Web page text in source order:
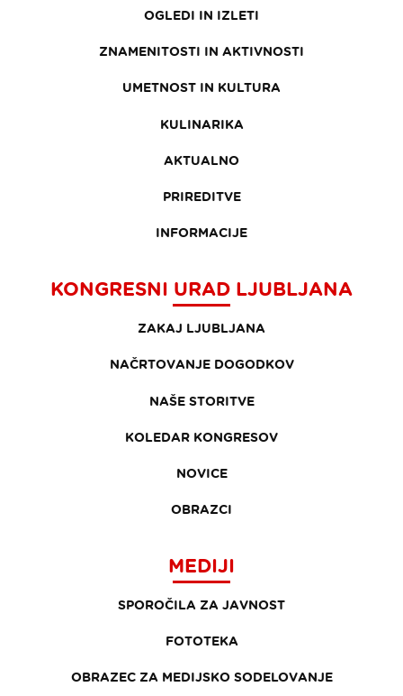
OGLEDI IN IZLETI
ZNAMENITOSTI IN AKTIVNOSTI
UMETNOST IN KULTURA
KULINARIKA
AKTUALNO
PRIREDITVE
INFORMACIJE
KONGRESNI URAD LJUBLJANA
ZAKAJ LJUBLJANA
NAČRTOVANJE DOGODKOV
NAŠE STORITVE
KOLEDAR KONGRESOV
NOVICE
OBRAZCI
MEDIJI
SPOROČILA ZA JAVNOST
FOTOTEKA
OBRAZEC ZA MEDIJSKO SODELOVANJE